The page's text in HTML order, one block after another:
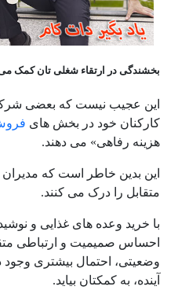
بخشندگی در ارتقاء شغلی تان کمک
این عجیب نیست که بعضی
کارکنان خود در بخش های
هزینه رفاهی» می دهند.
این بدین خاطر است که
متقابل را درک می کنند.
با خرید وعده های غذایی و
احساس صمیمیت و ارتباطی
وضعیتی، احتمال بیشتری
آینده، به کمکتان بیاید.